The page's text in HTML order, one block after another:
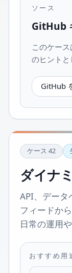
ソース
GitHub
このケー
のヒントと
GitHub
ケース 42
ダイナ
API、データ
フィードか
日常の運用
おすすめ用